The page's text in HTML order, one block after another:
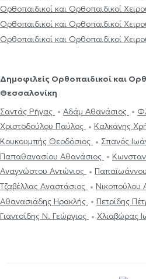
Ορθοπαιδικοί και Ορθοπαιδικοί
Ορθοπαιδικοί και Ορθοπαιδικοί
Ορθοπαιδικοί και Ορθοπαιδικοί
Δημοφιλείς Ορθοπαιδικοί και
Θεσσαλονίκη
Σαντάς Ρήγας
Αδάμ Αθανάσιος
Χριστοδούλου Παύλος
Καλκάνης
Κουκουμπής Θεοδόσιος
Σπανός
Παπαθανασίου Αθανάσιος
Αναγνώστου Αντώνιος
Τζαβέλλας Αναστάσιος
Νικοπούλου
Αθανασιάδης Ηρακλής
Πετρίδης
Γιαντσίδης Ν. Γεώργιος
Χλιαβώρας